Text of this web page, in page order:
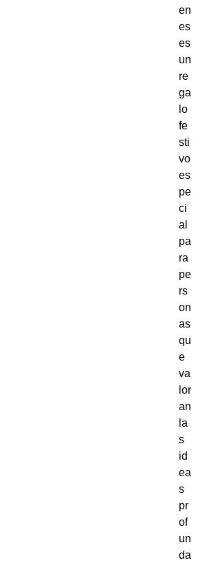
en
es
es
un
re
ga
lo
fe
sti
vo
es
pe
ci
al
pa
ra
pe
rs
on
as
qu
e
va
lor
an
la
s
id
ea
s
pr
of
un
da